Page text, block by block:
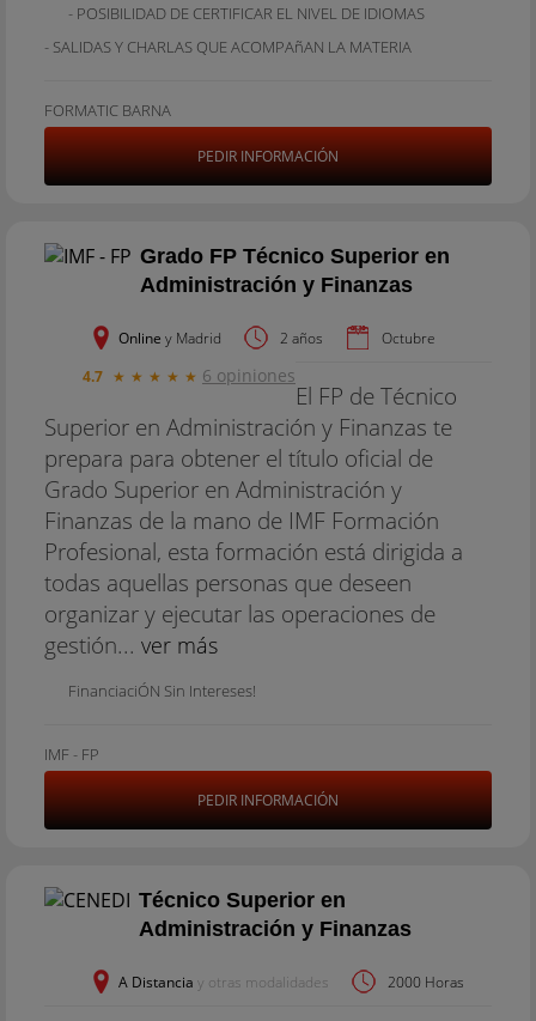
- POSIBILIDAD DE CERTIFICAR EL NIVEL DE IDIOMAS
- SALIDAS Y CHARLAS QUE ACOMPAñAN LA MATERIA
FORMATIC BARNA
PEDIR INFORMACIÓN
Grado FP Técnico Superior en
Administración y Finanzas
Online y Madrid 2 años
Octubre
4.7 ★ ★ ★ ★ ★ 6 opiniones
El FP de Técnico
Superior en Administración y Finanzas te
prepara para obtener el título oficial de
Grado Superior en Administración y
Finanzas de la mano de IMF Formación
Profesional, esta formación está dirigida a
todas aquellas personas que deseen
organizar y ejecutar las operaciones de
gestión... ver más
FinanciaciÓN Sin Intereses!
IMF - FP
PEDIR INFORMACIÓN
Técnico Superior en
Administración y Finanzas
A Distancia y otras modalidades 2000 Horas